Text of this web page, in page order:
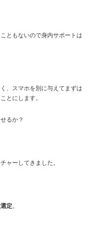
ともないので身内サポートは
、スマホを別に与えてまずは
とにします。
るか？
ャーしてきました。
定。